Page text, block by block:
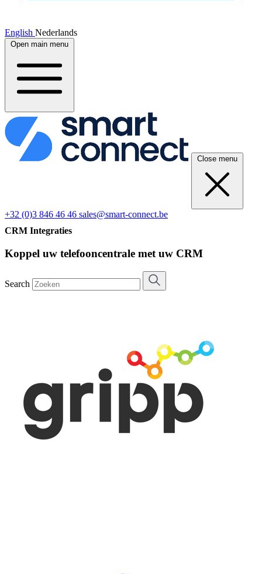
English Nederlands
Open main menu
Close menu
+32 (0)3 846 46 46 sales@smart-connect.be
CRM Integraties
Koppel uw telefooncentrale met uw CRM
Search